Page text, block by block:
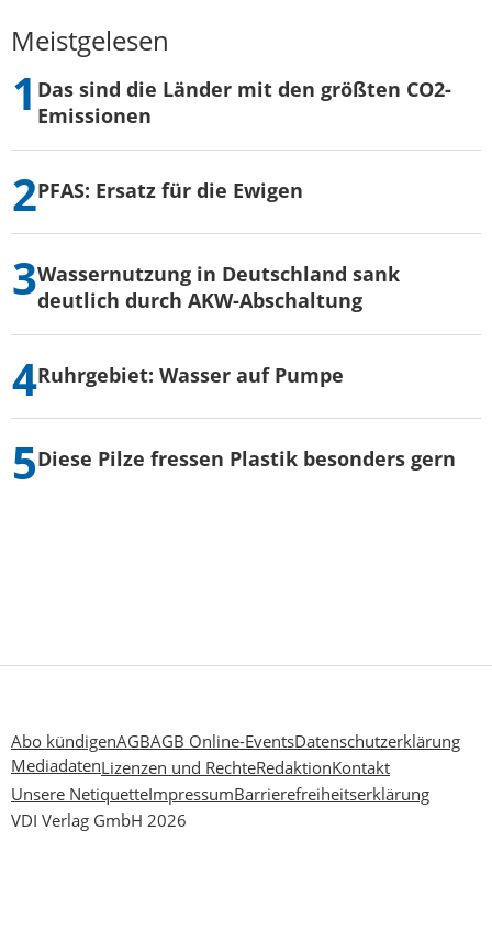
Meistgelesen
Das sind die Länder mit den größten CO2-
Emissionen
PFAS: Ersatz für die Ewigen
Wassernutzung in Deutschland sank
deutlich durch AKW-Abschaltung
Ruhrgebiet: Wasser auf Pumpe
Diese Pilze fressen Plastik besonders gern
Abo kündigenAGBAGB Online-EventsDatenschutzerklärung
MediadatenLizenzen und RechteRedaktionKontakt
Unsere NetiquetteImpressumBarrierefreiheitserklärung
VDI Verlag GmbH 2026